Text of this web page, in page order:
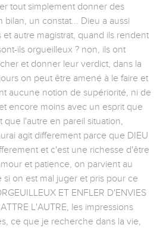
tout simplement donner des
bilan, un constat... Dieu a aussi
et autre magistrat, quand ils rendent
ils orgueilleux ? non, ils ont
et donner leur verdict, dans la
on peut être amené à le faire et
aucune notion de supériorité, ni de
encore moins avec un esprit que
que l'autre en pareil situation,
agit differement parce que DIEU
et c'est une richesse d'être
et patience, on parvient au
on est mal juger et pris pour ce
ET ENFLER D'ENVIES
L'AUTRE, les impressions
ce que je recherche dans la vie,